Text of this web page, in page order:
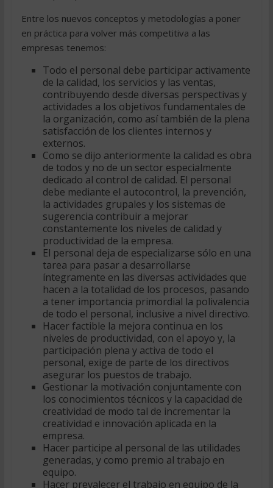
Entre los nuevos conceptos y metodologías a poner
en práctica para volver más competitiva a las
empresas tenemos:
Todo el personal debe participar activamente
de la calidad, los servicios y las ventas,
contribuyendo desde diversas perspectivas y
actividades a los objetivos fundamentales de
la organización, como así también de la plena
satisfacción de los clientes internos y
externos.
Como se dijo anteriormente la calidad es obra
de todos y no de un sector especialmente
dedicado al control de calidad. El personal
debe mediante el autocontrol, la prevención,
la actividades grupales y los sistemas de
sugerencia contribuir a mejorar
constantemente los niveles de calidad y
productividad de la empresa.
El personal deja de especializarse sólo en una
tarea para pasar a desarrollarse
íntegramente en las diversas actividades que
hacen a la totalidad de los procesos, pasando
a tener importancia primordial la polivalencia
de todo el personal, inclusive a nivel directivo.
Hacer factible la mejora continua en los
niveles de productividad, con el apoyo y, la
participación plena y activa de todo el
personal, exige de parte de los directivos
asegurar los puestos de trabajo.
Gestionar la motivación conjuntamente con
los conocimientos técnicos y la capacidad de
creatividad de modo tal de incrementar la
creatividad e innovación aplicada en la
empresa.
Hacer participe al personal de las utilidades
generadas, y como premio al trabajo en
equipo.
Hacer prevalecer el trabajo en equipo de la